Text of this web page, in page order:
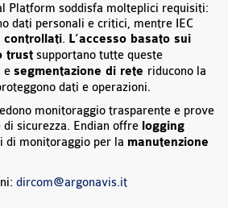
Platform soddisfa molteplici requisiti:
dati personali e critici, mentre IEC
controllati. L’accesso basato sui
trust supportano tutte queste
e segmentazione di rete riducono la
dati e operazioni.
monitoraggio trasparente e prove
sicurezza. Endian offre logging
di monitoraggio per la manutenzione
dircom@argonavis.it